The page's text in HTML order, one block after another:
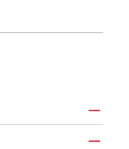
—
—